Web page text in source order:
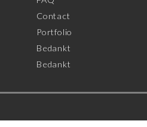
Contact
Portfolio
Bedankt
Bedankt